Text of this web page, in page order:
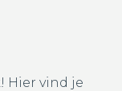
Hier vind je